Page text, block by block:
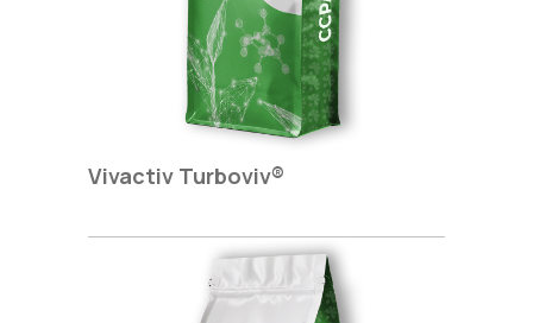
Vivactiv Turboviv®